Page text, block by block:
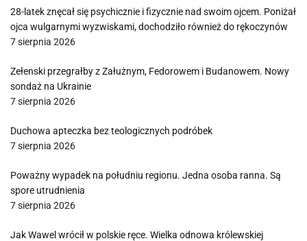
28-latek znęcał się psychicznie i fizycznie nad swoim ojcem. Poniżał
ojca wulgarnymi wyzwiskami, dochodziło również do rękoczynów
7 sierpnia 2026
Zełenski przegrałby z Załużnym, Fedorowem i Budanowem. Nowy
sondaż na Ukrainie
7 sierpnia 2026
Duchowa apteczka bez teologicznych podróbek
7 sierpnia 2026
Poważny wypadek na południu regionu. Jedna osoba ranna. Są
spore utrudnienia
7 sierpnia 2026
Jak Wawel wrócił w polskie ręce. Wielka odnowa królewskiej